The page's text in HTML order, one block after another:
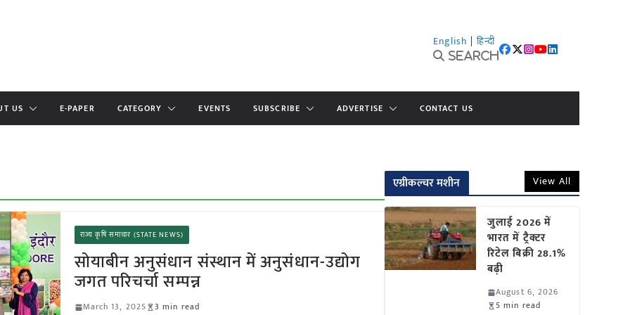
English | हिन्दी
Search
US E-PAPER CATEGORY EVENTS SUBSCRIBE ADVERTISE CONTACT US
राज्य कृषि समाचार (STATE NEWS)
सोयाबीन अनुसंधान संस्थान में अनुसंधान-उद्योग
जगत परिचर्चा सम्पन्न
March 13, 2025
3 min read
एग्रीकल्चर मशीन View All
जुलाई 2026 में
भारत में ट्रैक्टर
रिटेल बिक्री 28.1%
बढ़ी
August 6, 2026
5 min read